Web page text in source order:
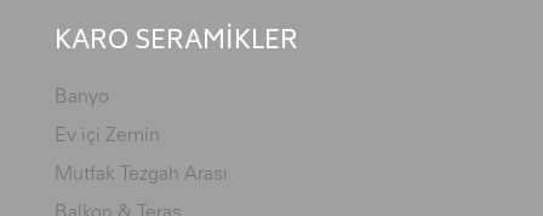
KARO SERAMİKLER
Banyo
Ev içi Zemin
Mutfak Tezgah Arası
Balkon & Teras